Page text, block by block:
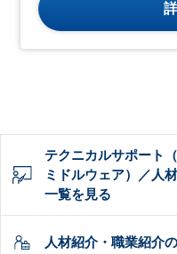
テクニカルサポート
ミドルウェア）／人
一覧を見る
人材紹介・職業紹介